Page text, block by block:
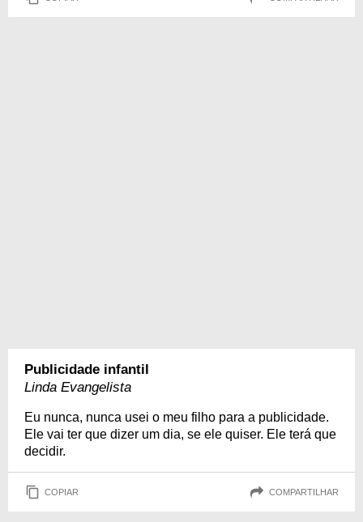
Publicidade infantil
Linda Evangelista
Eu nunca, nunca usei o meu filho para a publicidade.
Ele vai ter que dizer um dia, se ele quiser. Ele terá que
decidir.
COPIAR COMPARTILHAR